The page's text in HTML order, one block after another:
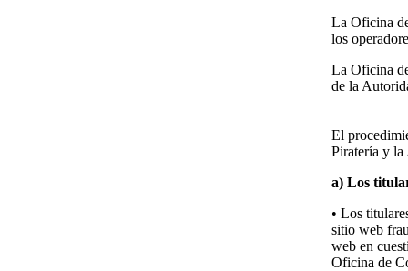
La Oficina
los
La Oficina
de la
El
Piratería y la
a) Los
• Los
sitio web
web en
Oficina de